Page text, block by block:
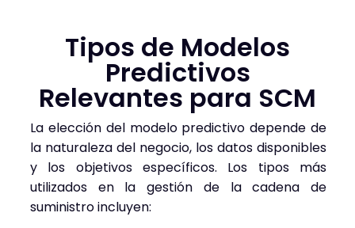
Tipos de Modelos
Predictivos
Relevantes para SCM
La elección del modelo predictivo depende de
la naturaleza del negocio, los datos disponibles
y los objetivos específicos. Los tipos más
utilizados en la gestión de la cadena de
suministro incluyen: